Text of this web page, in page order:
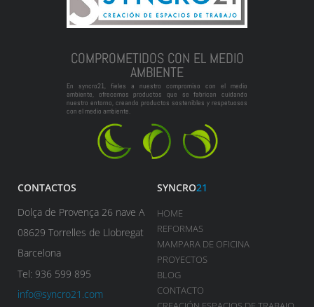
COMPROMETIDOS CON EL MEDIO
AMBIENTE
En syncro21, fieles a nuestro compromiso con el medio
ambiente, ofrecemos productos que se fabrican cuidando
nuestro entorno, creando productos sostenibles y respetuosos
con el medio ambiente.
CONTACTOS
Dolça de Provença 26 nave A
08629 Torrelles de Llobregat
Barcelona
Tel: 936 599 895
info@syncro21.com
SYNCRO21
HOME
REFORMAS
MAMPARA DE OFICINA
PROYECTOS
BLOG
CONTACTO